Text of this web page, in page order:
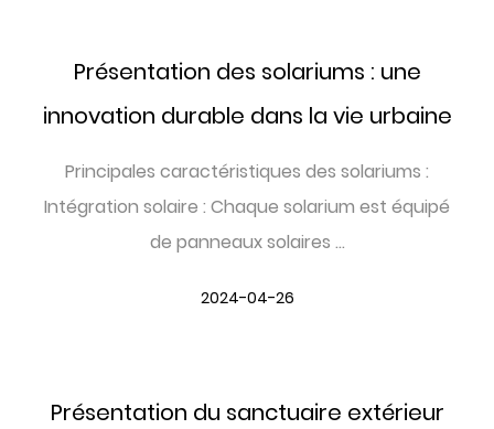
Présentation des solariums : une
innovation durable dans la vie urbaine
Principales caractéristiques des solariums :
Intégration solaire : Chaque solarium est équipé
de panneaux solaires ...
2024-04-26
Présentation du sanctuaire extérieur